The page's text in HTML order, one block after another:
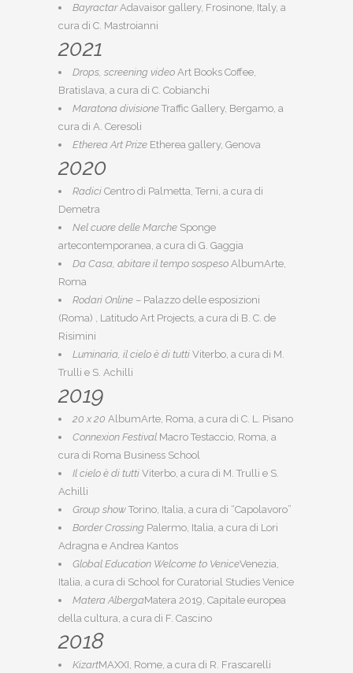
BayractarAdavaisor gallery, Frosinone, Italy, a
cura di C. Mastroianni
2021
Drops, screening video Art Books Coffee,
Bratislava, a cura di C. Cobianchi
Maratona divisione Traffic Gallery, Bergamo, a
cura di A. Ceresoli
Etherea Art Prize Etherea gallery, Genova
2020
Radici Centro di Palmetta, Terni, a cura di
Demetra
Nel cuore delle Marche Sponge
artecontemporanea, a cura di G. Gaggia
Da Casa, abitare il tempo sospeso AlbumArte,
Roma
Rodari Online – Palazzo delle esposizioni
(Roma) , Latitudo Art Projects, a cura di B. C. de
Risimini
Luminaria, il cielo è di tutti Viterbo, a cura di M.
Trulli e S. Achilli
2019
20 x 20 AlbumArte, Roma, a cura di C. L. Pisano
Connexion Festival Macro Testaccio, Roma, a
cura di Roma Business School
Il cielo è di tutti Viterbo, a cura di M. Trulli e S.
Achilli
Group show Torino, Italia, a cura di “Capolavoro”
Border Crossing Palermo, Italia, a cura di Lori
Adragna e Andrea Kantos
Global Education Welcome to VeniceVenezia,
Italia, a cura di School for Curatorial Studies Venice
Matera AlbergaMatera 2019, Capitale europea
della cultura, a cura di F. Cascino
2018
KizartMAXXI, Rome, a cura di R. Frascarelli